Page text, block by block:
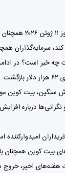
سرمایه‌گذاران
خبر است؟ در ادامه
نگرانی‌ها درباره